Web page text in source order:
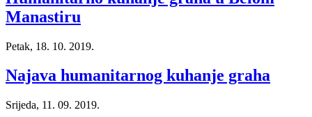
Manastiru
Petak, 18. 10. 2019.
Najava humanitarnog kuhanje graha
Srijeda, 11. 09. 2019.